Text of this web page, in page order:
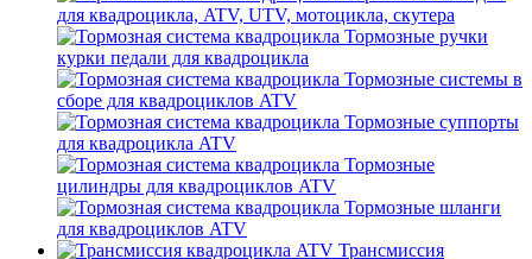
для квадроцикла, ATV, UTV, мотоцикла, скутера
Тормозные ручки
курки педали для квадроцикла
Тормозные системы в
сборе для квадроциклов ATV
Тормозные суппорты
для квадроцикла ATV
Тормозные
цилиндры для квадроциклов ATV
Тормозные шланги
для квадроциклов ATV
Трансмиссия